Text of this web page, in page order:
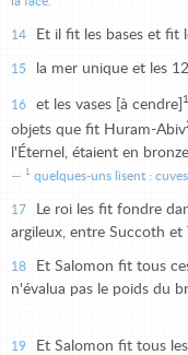
14 Et il fit les bases et fit
15 la mer unique et les
16 et les vases [à cendre] 1
objets que fit Huram-Abiv
l'Éternel, étaient en
1 quelques-uns lisent : cuves.
17
Le roi les fit fondre
argileux, entre Succoth et
18
Et Salomon fit tous
n'évalua pas le poids du
19
Et Salomon fit tous